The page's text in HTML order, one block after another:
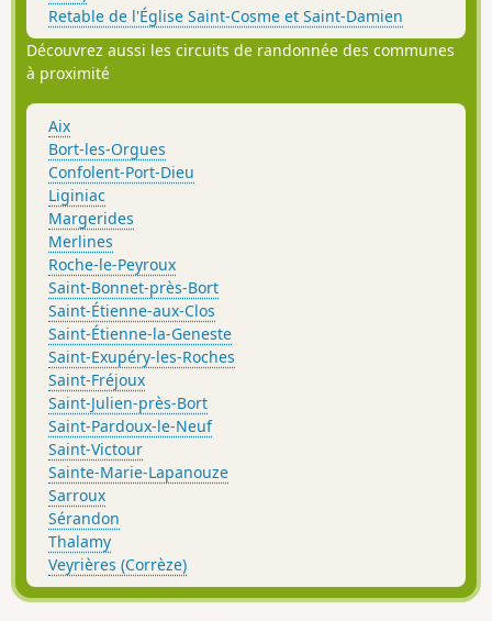
Retable de l'Église Saint-Cosme et Saint-Damien
Découvrez aussi les circuits de randonnée des communes
à proximité
Aix
Bort-les-Orgues
Confolent-Port-Dieu
Liginiac
Margerides
Merlines
Roche-le-Peyroux
Saint-Bonnet-près-Bort
Saint-Étienne-aux-Clos
Saint-Étienne-la-Geneste
Saint-Exupéry-les-Roches
Saint-Fréjoux
Saint-Julien-près-Bort
Saint-Pardoux-le-Neuf
Saint-Victour
Sainte-Marie-Lapanouze
Sarroux
Sérandon
Thalamy
Veyrières (Corrèze)